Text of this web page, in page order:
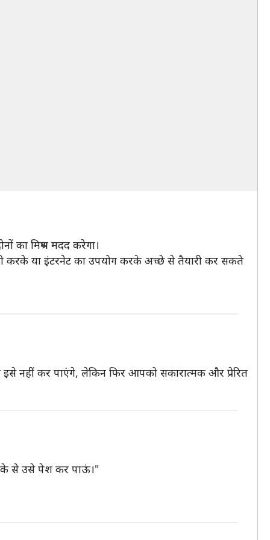
का मिश्रण मदद करेगा।
करके या इंटरनेट का उपयोग करके अच्छे से तैयारी कर सकते
इसे नहीं कर पाएंगे, लेकिन फिर आपको सकारात्मक और प्रेरित
से उसे पेश कर पाऊं।"